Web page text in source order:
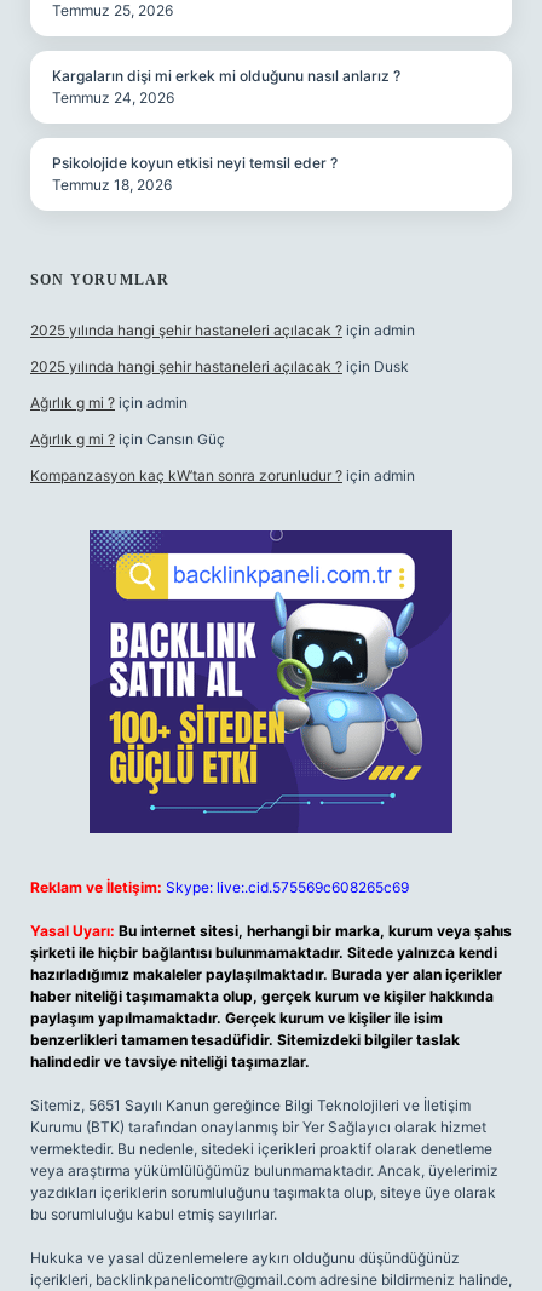
Temmuz 25, 2026
Kargaların dişi mi erkek mi olduğunu nasıl anlarız ?
Temmuz 24, 2026
Psikolojide koyun etkisi neyi temsil eder ?
Temmuz 18, 2026
SON YORUMLAR
2025 yılında hangi şehir hastaneleri açılacak ? için admin
2025 yılında hangi şehir hastaneleri açılacak ? için Dusk
Ağırlık g mi ? için admin
Ağırlık g mi ? için Cansın Güç
Kompanzasyon kaç kW’tan sonra zorunludur ? için admin
Reklam ve İletişim: Skype: live:.cid.575569c608265c69
Yasal Uyarı: Bu internet sitesi, herhangi bir marka, kurum veya şahıs
şirketi ile hiçbir bağlantısı bulunmamaktadır. Sitede yalnızca kendi
hazırladığımız makaleler paylaşılmaktadır. Burada yer alan içerikler
haber niteliği taşımamakta olup, gerçek kurum ve kişiler hakkında
paylaşım yapılmamaktadır. Gerçek kurum ve kişiler ile isim
benzerlikleri tamamen tesadüfidir. Sitemizdeki bilgiler taslak
halindedir ve tavsiye niteliği taşımazlar.
Sitemiz, 5651 Sayılı Kanun gereğince Bilgi Teknolojileri ve İletişim
Kurumu (BTK) tarafından onaylanmış bir Yer Sağlayıcı olarak hizmet
vermektedir. Bu nedenle, sitedeki içerikleri proaktif olarak denetleme
veya araştırma yükümlülüğümüz bulunmamaktadır. Ancak, üyelerimiz
yazdıkları içeriklerin sorumluluğunu taşımakta olup, siteye üye olarak
bu sorumluluğu kabul etmiş sayılırlar.
Hukuka ve yasal düzenlemelere aykırı olduğunu düşündüğünüz
içerikleri, backlinkpanelicomtr@gmail.com adresine bildirmeniz halinde,